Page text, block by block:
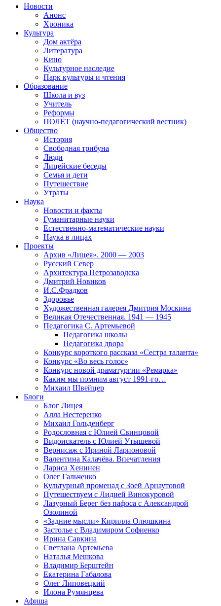
Новости
Анонс
Хроника
Культура
Дом актёра
Литература
Кино
Культурное наследие
Парк культуры и чтения
Образование
Школа и вуз
Учитель
Реформы
ПОЛЁТ (научно-педагогический вестник)
Общество
История
Свободная трибуна
Люди
Лицейские беседы
Семья и дети
Путешествие
Утраты
Наука
Новости и факты
Гуманитарные науки
Естественно-математические науки
Наука в лицах
Проекты
Архив «Лицея». 2000 — 2003
Русский Север
Архитектура Петрозаводска
Дмитрий Новиков
И.С.Фрадков
Здоровье
Художественная галерея Дмитрия Москина
Великая Отечественная. 1941 — 1945
Педагогика С. Артемьевой
Педагогика школы
Педагогика двора
Конкурс короткого рассказа «Сестра таланта»
Конкурс «Во весь голос»
Конкурс новой драматургии «Ремарка»
Каким мы помним август 1991-го…
Михаил Швейцер
Блоги
Блог Лицея
Алла Нестеренко
Михаил Гольденберг
Родословная с Юлией Свинцовой
Видоискатель с Юлией Утышевой
Вернисаж с Ириной Ларионовой
Валентина Калачёва. Впечатления
Лариса Хенинен
Олег Гальченко
Культурный променад с Зоей Арнаутовой
Путешествуем с Лидией Винокуровой
Лазурный Берег без пафоса с Александрой
Озолиной
«Задние мысли» Кирилла Олюшкина
Застолье с Владимиром Софиенко
Ирина Савкина
Светлана Артемьева
Наталья Мешкова
Владимир Берштейн
Екатерина Габалова
Олег Липовецкий
Илона Румянцева
Афиша